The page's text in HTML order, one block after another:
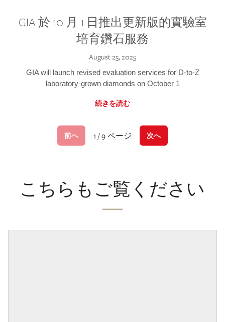
GIA 於 10 月 1 日推出更新版的實驗室
培育鑽石服務
August 25, 2025
GIA will launch revised evaluation services for D-to-Z
laboratory-grown diamonds on October 1
続きを読む
前へ 1 / 9 ページ 次へ
こちらもご覧ください